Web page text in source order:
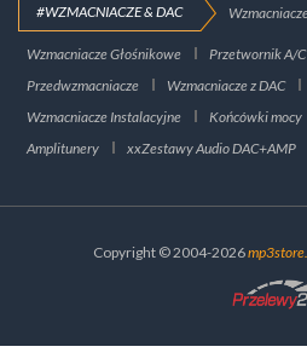
#WZMACNIACZE & DAC
Wzmacniacze Głośnikowe
Przetwornik A/
Przedwzmacniacze
Wzmacniacze z DAC
Wzmacniacze Instalacyjne
Końcówki mocy
Amplitunery
xxZestawy Audio DAC+AMP
Copyright © 2004-2026